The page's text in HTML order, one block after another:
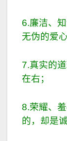
6.廉洁、
无伪的爱心
7.真实的
在右；
8.荣耀、
的，却是